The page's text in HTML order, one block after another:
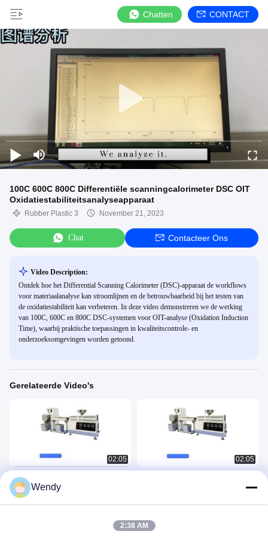
Chatten CONTACT
100C 600C 800C Differentiële scanningcalorimeter DSC OIT
Oxidatiestabiliteitsanalyseapparaat
Rubber Plastic 3 November 21, 2023
Chat Contacteer Ons
Video Description:
Ontdek hoe het Differential Scanning Calorimeter (DSC)-apparaat de workflows
voor materiaalanalyse kan stroomlijnen en de betrouwbaarheid bij het testen van
de oxidatiestabiliteit kan verbeteren. In deze video demonstreren we de werking
van 100C, 600C en 800C DSC-systemen voor OIT-analyse (Oxidation Induction
Time), waarbij praktische toepassingen in kwaliteitscontrole- en
onderzoeksomgevingen worden getoond.
Gerelateerde Video's
02:05
Kleine laboratoriumextruder met
enkele schroef
Rubber Plastic 3
02:05
Wendy
2:38 AM